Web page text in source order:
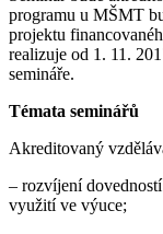
programu u MŠMT
projektu
realizuje od 1. 11.
semináře.
Témata seminářů
Akreditovaný
– rozvíjení
využití ve výuce;